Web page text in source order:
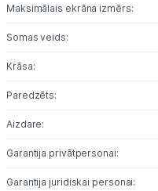
Tehnikas
Maksimālais ekrāna izmērs:
Somas veids:
Krāsa:
Paredzēts:
Aizdare:
Garantija privātpersonai:
Garantija juridiskai personai: